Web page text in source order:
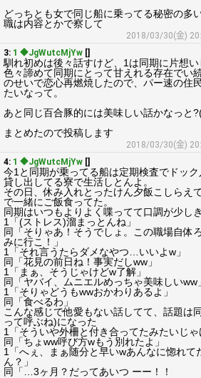
どっちとも女で同じ船に乗ってる秘密の多
職は内容とかで察して
2018/03/30(金)
3: 1 ◆JgWutcMjYw []
馴れ初めは後々話すけど、1は同期に片想い
色々諦めて同期にとって甘えれる存在でい
のせいで恋心再燃焼したので、パー速の住
たいなって。
あと同じ百合豚的には美味しい話かなっと
まとめたので投稿します
2018/03/30(金)
4: 1 ◆JgWutcMjYw []
今1と同期が乗ってる船は定期検査でドッ
貸し出してる寮で生活しとんよ。
その日、休み入れとったけん夕飯こしらえ
で一緒にご飯食ってた。
同期はいつもよりよく喋ってて口調が少し
1「(ストレス)溜まっとんね」
同「そりゃあ！そうでしょ。この職場自体
みに行こ！」
1「それ言うたらダメなやつ…いいよw」
同「花見の前日ね！事実だしww」
1「まぁ、そうじゃけどw了解」
同「ヤバイ、ムニエルめっちゃ美味しいww」
1「そりゃどうもwwおかわりあるよ」
同「食べるわ」
こんな感じで他愛もない話してて、話題は
って呼ぶね)になった
1「そういや外柵と付き合ってたみたいじゃ
同「ちょww呼び方wもう別れたよ」
1「へぇ、まぁ随分と早いwあんなに惚れて
ん？」
同「…3ヶ月？だってあいつ ーー！！